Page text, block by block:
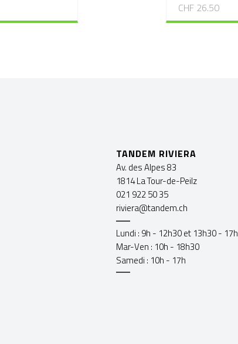
CHF 26.50
TANDEM RIVIERA
Av. des Alpes 83
1814 La Tour-de-Peilz
021 922 50 35
riviera@tandem.ch
Lundi : 9h - 12h30 et 13h30 - 17h
Mar-Ven : 10h - 18h30
Samedi : 10h - 17h